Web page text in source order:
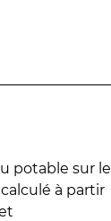
potable sur le
à partir